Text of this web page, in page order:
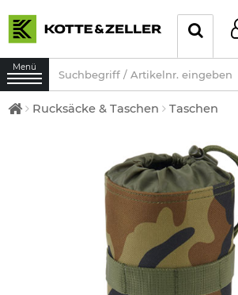
Menü
Rucksäcke & Taschen Taschen